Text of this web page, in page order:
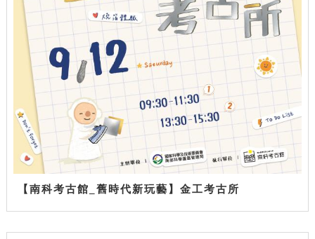
【南科考古館_舊時代新玩藝】金工考古所